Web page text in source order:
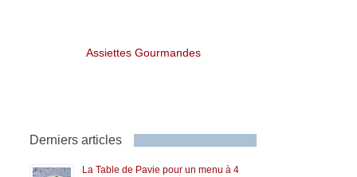
Assiettes Gourmandes
Derniers articles
La Table de Pavie pour un menu à 4